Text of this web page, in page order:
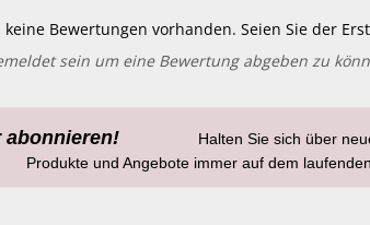
Bewertungen vorhanden. Seien Sie der
sein um eine Bewertung abgeben zu
abonnieren!
Halten Sie sich über
Produkte und Angebote immer auf dem